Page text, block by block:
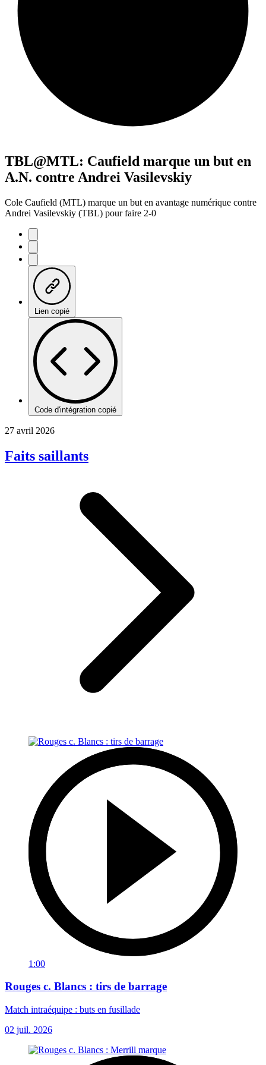
TBL@MTL: Caufield marque un but en
A.N. contre Andrei Vasilevskiy
Cole Caufield (MTL) marque un but en avantage numérique contre
Andrei Vasilevskiy (TBL) pour faire 2-0
Lien copié
Code d'intégration copié
27 avril 2026
Faits saillants
1:00
Rouges c. Blancs : tirs de barrage
Match intraéquipe : buts en fusillade
02 juil. 2026